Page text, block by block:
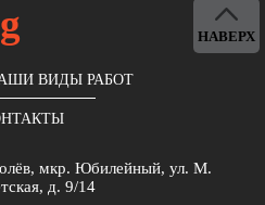
ВИДЫ РАБОТ
мкр. Юбилейный, ул. М.
д. 9/14
НАВЕРХ